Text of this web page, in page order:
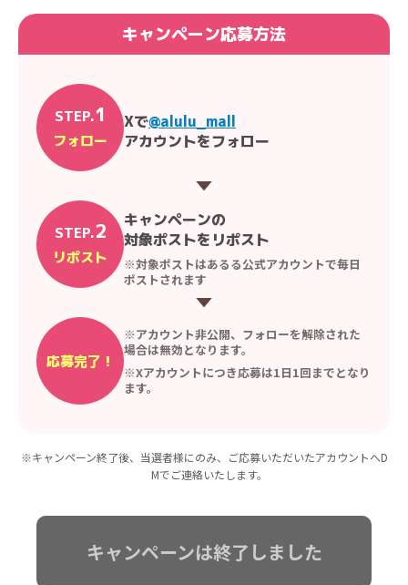
キャンペーン応募方法
STEP.1
フォロー
Xで@alulu_mall
アカウントをフォロー
STEP.2
リポスト
キャンペーンの
対象ポストをリポスト
※対象ポストはあるる公式アカウントで毎日
ポストされます
応募完了！
※アカウント非公開、フォローを解除された
場合は無効となります。
※Xアカウントにつき応募は1日1回までとなり
ます。
※キャンペーン終了後、当選者様にのみ、ご応募いただいたアカウントへD
Mでご連絡いたします。
キャンペーンは終了しました